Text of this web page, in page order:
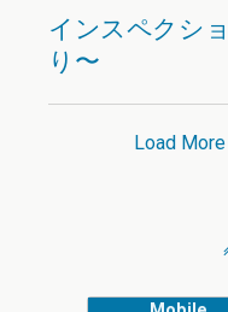
インスペクシ
り〜
Load